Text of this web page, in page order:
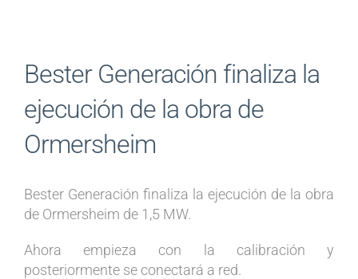
Bester Generación finaliza la
ejecución de la obra de
Ormersheim
Bester Generación finaliza la ejecución de la obra
de Ormersheim de 1,5 MW.
Ahora empieza con la calibración y
posteriormente se conectará a red.